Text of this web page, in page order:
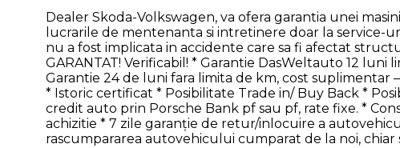
Dealer Skoda-Volkswagen, va ofera garantia unei
lucrarile de mentenanta si intretinere doar la service-
nu a fost implicata in accidente care sa fi afectat
GARANTAT! Verificabil! * Garantie DasWeltauto 12
Garantie 24 de luni fara limita de km, cost suplimentar
* Istoric certificat * Posibilitate Trade in/ Buy Back *
credit auto prin Porsche Bank pf sau pf, rate fixe. *
achizitie * 7 zile garanție de retur/inlocuire a
rascumpararea autovehicului cumparat de la noi, chiar